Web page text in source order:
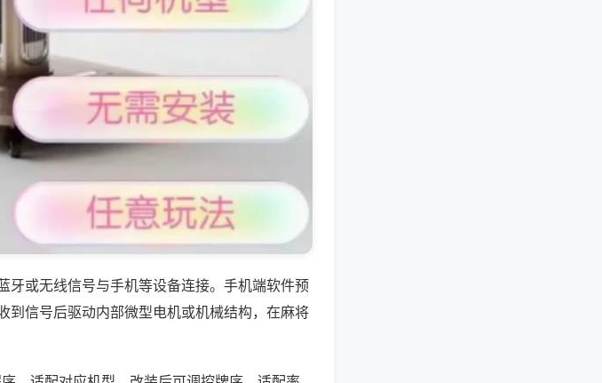
牙或无线信号与手机等设备连接。手机端软件预
到信号后驱动内部微型电机或机械结构，在麻将